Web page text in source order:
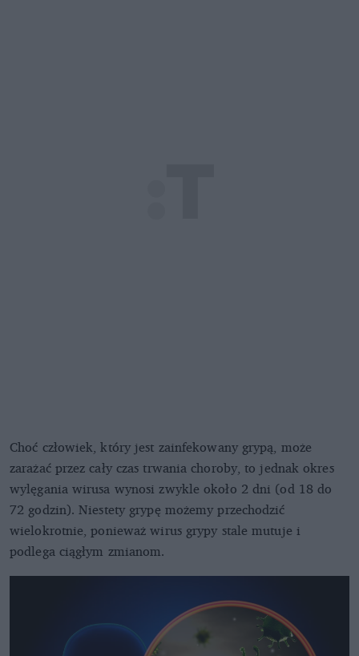
Choć człowiek, który jest zainfekowany grypą, może
zarażać przez cały czas trwania choroby, to jednak okres
wylęgania wirusa wynosi zwykle około 2 dni (od 18 do
72 godzin). Niestety grypę możemy przechodzić
wielokrotnie, ponieważ wirus grypy stale mutuje i
podlega ciągłym zmianom.